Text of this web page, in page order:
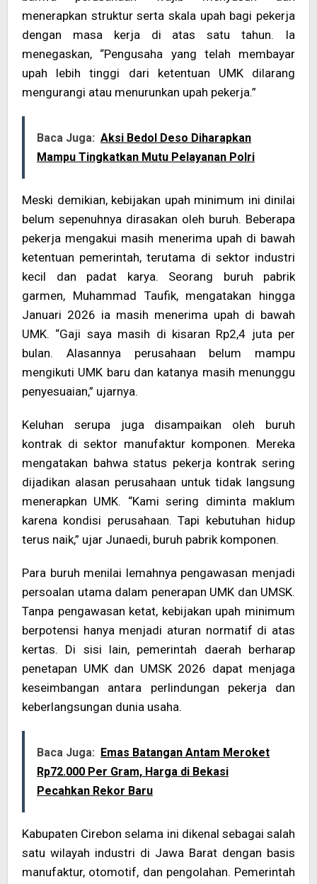
menerapkan struktur serta skala upah bagi pekerja
dengan masa kerja di atas satu tahun. Ia
menegaskan, “Pengusaha yang telah membayar
upah lebih tinggi dari ketentuan UMK dilarang
mengurangi atau menurunkan upah pekerja.”
Baca Juga: Aksi Bedol Deso Diharapkan
Mampu Tingkatkan Mutu Pelayanan Polri
Meski demikian, kebijakan upah minimum ini dinilai
belum sepenuhnya dirasakan oleh buruh. Beberapa
pekerja mengakui masih menerima upah di bawah
ketentuan pemerintah, terutama di sektor industri
kecil dan padat karya. Seorang buruh pabrik
garmen, Muhammad Taufik, mengatakan hingga
Januari 2026 ia masih menerima upah di bawah
UMK. “Gaji saya masih di kisaran Rp2,4 juta per
bulan. Alasannya perusahaan belum mampu
mengikuti UMK baru dan katanya masih menunggu
penyesuaian,” ujarnya.
Keluhan serupa juga disampaikan oleh buruh
kontrak di sektor manufaktur komponen. Mereka
mengatakan bahwa status pekerja kontrak sering
dijadikan alasan perusahaan untuk tidak langsung
menerapkan UMK. “Kami sering diminta maklum
karena kondisi perusahaan. Tapi kebutuhan hidup
terus naik,” ujar Junaedi, buruh pabrik komponen.
Para buruh menilai lemahnya pengawasan menjadi
persoalan utama dalam penerapan UMK dan UMSK.
Tanpa pengawasan ketat, kebijakan upah minimum
berpotensi hanya menjadi aturan normatif di atas
kertas. Di sisi lain, pemerintah daerah berharap
penetapan UMK dan UMSK 2026 dapat menjaga
keseimbangan antara perlindungan pekerja dan
keberlangsungan dunia usaha.
Baca Juga:
Emas Batangan Antam Meroket
Rp72.000 Per Gram, Harga di Bekasi
Pecahkan Rekor Baru
Kabupaten Cirebon selama ini dikenal sebagai salah
satu wilayah industri di Jawa Barat dengan basis
manufaktur, otomotif, dan pengolahan. Pemerintah